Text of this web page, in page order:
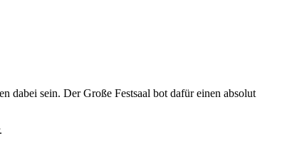
dabei sein. Der Große Festsaal bot dafür einen absolut